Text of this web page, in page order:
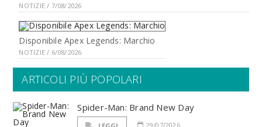
NOTIZIE / 7/08/2026
Disponibile Apex Legends: Marchio
NOTIZIE / 6/08/2026
ARTICOLI PIÙ POPOLARI
Spider-Man: Brand New Day
29/07/2026